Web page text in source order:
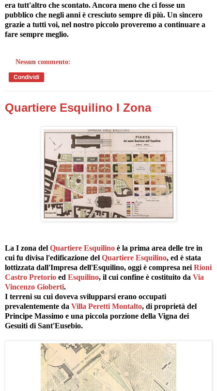
era tutt'altro che scontato. Ancora meno che ci fosse un
pubblico che negli anni è cresciuto sempre di più. Un sincero
grazie a tutti voi, nel nostro piccolo proveremo a continuare a
fare sempre meglio.
Nessun commento:
Condividi
Quartiere Esquilino I Zona
La I zona del Quartiere Esquilino è la prima area delle tre in
cui fu divisa l'edificazione del Quartiere Esquilino, ed è stata
lottizzata dall'Impresa dell'Esquilino, oggi è compresa nei Rioni
Castro Pretorio ed Esquilino, il cui confine è costituito da Via
Vincenzo Gioberti.
I terreni su cui doveva svilupparsi erano occupati
prevalentemente da Villa Peretti Montalto, di proprietà del
Principe Massimo e una piccola porzione della Vigna dei
Gesuiti di Sant'Eusebio.